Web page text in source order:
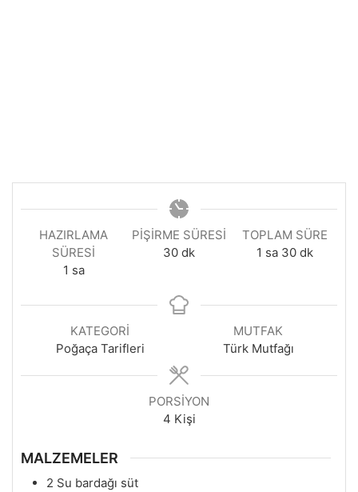
HAZIRLAMA
SÜRESI
1 saat
sa
PIŞIRME SÜRESI
30dakika
dk
TOPLAM SÜRE
1 saat
sa 30dakika
dk
KATEGORI
Poğaça Tarifleri
MUTFAK
Türk Mutfağı
PORSIYON
4 Kişi
MALZEMELER
2 Su bardağı süt